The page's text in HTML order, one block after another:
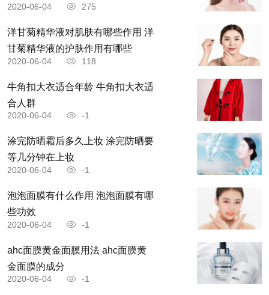
2020-06-04 275
洋甘菊精华液对肌肤有哪些作用 洋
甘菊精华液的护肤作用有哪些
2020-06-04 118
牛角扣大衣适合年龄 牛角扣大衣适
合人群
2020-06-04 -1
涂完防晒霜后多久上妆 涂完防晒要
等几分钟在上妆
2020-06-04 -1
泡泡面膜有什么作用 泡泡面膜有哪
些功效
2020-06-04 -1
ahc面膜黄金面膜用法 ahc面膜黄
金面膜的成分
2020-06-04 -1